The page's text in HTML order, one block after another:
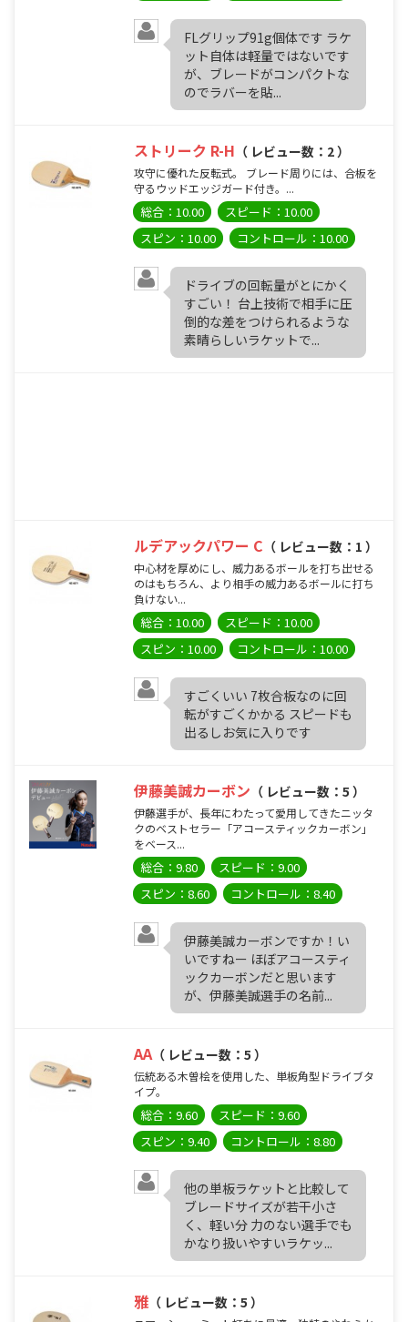
FLグリップ91g個体です ラケ
ット自体は軽量ではないです
が、ブレードがコンパクトな
のでラバーを貼...
ストリーク R-H （ レビュー数：2 ）
攻守に優れた反転式。 ブレード周りには、合板を
守るウッドエッジガード付き。...
総合：10.00
スピード：10.00
スピン：10.00
コントロール：10.00
ドライブの回転量がとにかく
すごい！ 台上技術で相手に圧
倒的な差をつけられるような
素晴らしいラケットで...
ルデアックパワー C （ レビュー数：1 ）
中心材を厚めにし、威力あるボールを打ち出せる
のはもちろん、より相手の威力あるボールに打ち
負けない...
総合：10.00
スピード：10.00
スピン：10.00
コントロール：10.00
すごくいい 7枚合板なのに回
転がすごくかかる スピードも
出るしお気に入りです
伊藤美誠カーボン （ レビュー数：5 ）
伊藤選手が、長年にわたって愛用してきたニッタ
クのベストセラー「アコースティックカーボン」
をベース...
総合：9.80
スピード：9.00
スピン：8.60
コントロール：8.40
伊藤美誠カーボンですか！い
いですねー ほぼアコースティ
ックカーボンだと思います
が、伊藤美誠選手の名前...
AA （ レビュー数：5 ）
伝統ある木曽桧を使用した、単板角型ドライブタ
イプ。
総合：9.60
スピード：9.60
スピン：9.40
コントロール：8.80
他の単板ラケットと比較して
ブレードサイズが若干小さ
く、軽い分 力のない選手でも
かなり扱いやすいラケッ...
雅 （ レビュー数：5 ）